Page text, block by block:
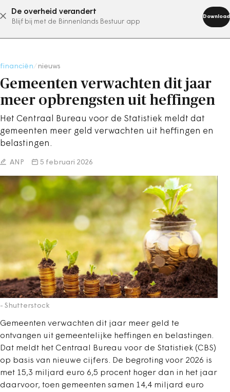
De overheid verandert
Blijf bij met de Binnenlands Bestuur app
Download
abonneer nu
financiën nieuws
Gemeenten verwachten dit jaar
meer opbrengsten uit heffingen
Het Centraal Bureau voor de Statistiek meldt dat
gemeenten meer geld verwachten uit heffingen en
belastingen.
ANP 5 februari 2026
- Shutterstock
Gemeenten verwachten dit jaar meer geld te
ontvangen uit gemeentelijke heffingen en belastingen.
Dat meldt het Centraal Bureau voor de Statistiek (CBS)
op basis van nieuwe cijfers. De begroting voor 2026 is
met 15,3 miljard euro 6,5 procent hoger dan in het jaar
daarvoor, toen gemeenten samen 14,4 miljard euro